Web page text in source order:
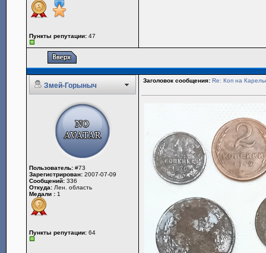
Пункты репутации: 47
Змей-Горыныч
Заголовок сообщения: Re: Коп на
Пользователь: #73
Зарегистрирован: 2007-07-09
Сообщений: 336
Откуда: Лен. область
Медали : 1
Пункты репутации: 64